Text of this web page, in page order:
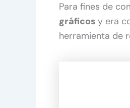
Para fines de
gráficos y era
herramienta de